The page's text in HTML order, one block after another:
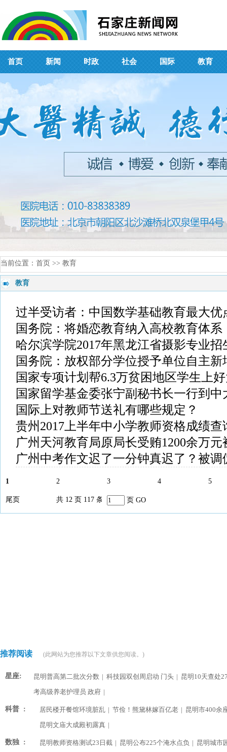
首页 新闻 时政 社会 国际 教育
当前位置： 首页 >> 教育
教育
过半受访者：中国数学基础教育最大优
国务院：将婚恋教育纳入高校教育体系
哈尔滨学院2017年黑龙江省摄影专业招
国务院：放权部分学位授予单位自主新
国家专项计划帮6.3万贫困地区学生上
国家留学基金委张宁副秘书长一行到
国际上对教师节送礼有哪些规定？
贵州2017上半年中小学教师资格成绩查
广州天河教育局原局长受贿1200余万元
广州中考作文迟了一分钟真迟了？被调
1 2 3 4 5
尾页 共 12 页 117 条 页 GO
推荐阅读 (此网站为您推荐以下文章供您阅读。)
星座: 昆明普高第二批次分数 | 科技园双创周启动 门头 | 昆明10天查处
考高级养老护理员 政府 |
科普 : 居民楼开餐馆环境脏乱 | 节俭！熊黛林嫁百亿老 | 昆明市400余
昆明文庙大成殿初露真 |
数独 : 昆明教师资格测试23日截 | 昆明公布225个淹水点负 | 昆明城市